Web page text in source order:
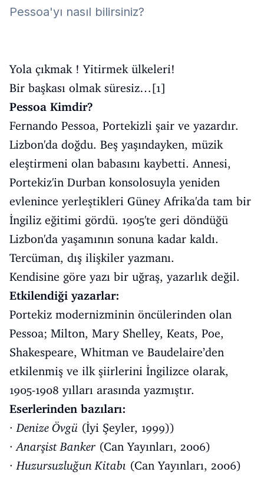
Pessoa'yı nasıl bilirsiniz?
Yola çıkmak ! Yitirmek ülkeleri!
Bir başkası olmak süresiz…[1]
Pessoa Kimdir?
Fernando Pessoa, Portekizli şair ve yazardır.
Lizbon'da doğdu. Beş yaşındayken, müzik
eleştirmeni olan babasını kaybetti. Annesi,
Portekiz'in Durban konsolosuyla yeniden
evlenince yerleştikleri Güney Afrika'da tam bir
İngiliz eğitimi gördü. 1905'te geri döndüğü
Lizbon'da yaşamının sonuna kadar kaldı.
Tercüman, dış ilişkiler yazmanı.
Kendisine göre yazı bir uğraş, yazarlık değil.
Etkilendiği yazarlar:
Portekiz modernizminin öncülerinden olan
Pessoa; Milton, Mary Shelley, Keats, Poe,
Shakespeare, Whitman ve Baudelaire’den
etkilenmiş ve ilk şiirlerini İngilizce olarak,
1905-1908 yılları arasında yazmıştır.
Eserlerinden bazıları:
·Denize Övgü (İyi Şeyler, 1999))
·Anarşist Banker (Can Yayınları, 2006)
·Huzursuzluğun Kitabı (Can Yayınları, 2006)